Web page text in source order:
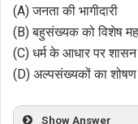
(A) जनता की भागीदारी
(B) बहुसंख्यक को विशेष
(C) धर्म के आधार पर शासन
(D) अल्पसंख्यकों का शोषण
Show Answer